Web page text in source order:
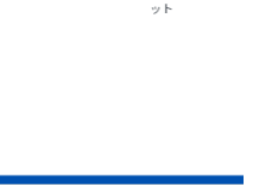
ット